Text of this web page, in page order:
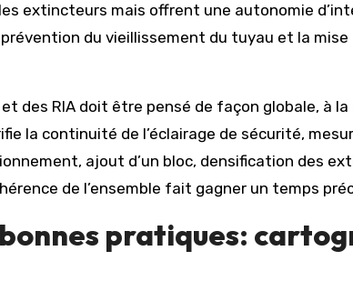
extincteurs mais offrent une autonomie
du vieillissement du tuyau et la
et des RIA doit être pensé de façon globale, à
la continuité de l’éclairage de sécurité,
ajout d’un bloc, densification des
de l’ensemble fait gagner un temps
pratiques: